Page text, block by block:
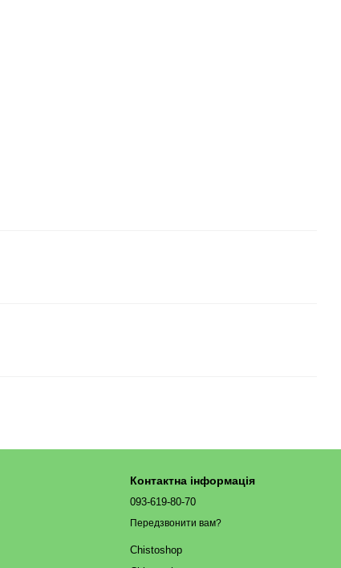
Контактна інформація
093-619-80-70
Передзвонити вам?
Chistoshop